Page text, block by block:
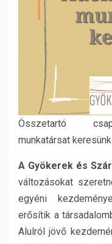
Összetartó
munkatársat
A Gyökerek és
változásokat
egyéni
erősítik a
Alulról jövő